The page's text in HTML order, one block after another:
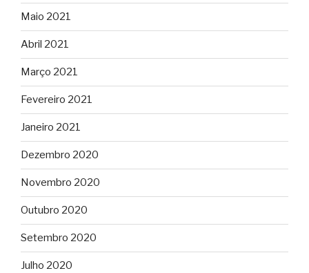
Maio 2021
Abril 2021
Março 2021
Fevereiro 2021
Janeiro 2021
Dezembro 2020
Novembro 2020
Outubro 2020
Setembro 2020
Julho 2020